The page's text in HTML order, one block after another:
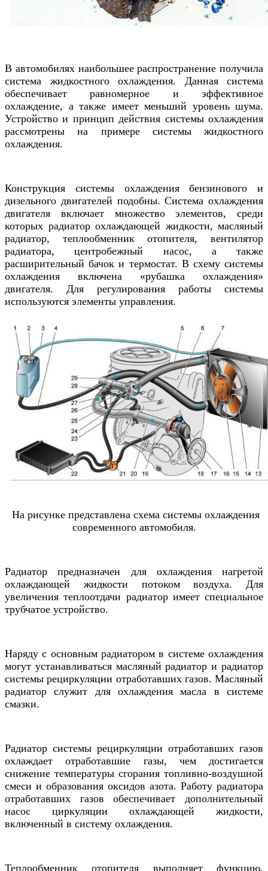
В автомобилях наибольшее распространение получила
система жидкостного охлаждения. Данная система
обеспечивает равномерное и эффективное
охлаждение, а также имеет меньший уровень шума.
Устройство и принцип действия системы охлаждения
рассмотрены на примере системы жидкостного
охлаждения.
Конструкция системы охлаждения бензинового и
дизельного двигателей подобны. Система охлаждения
двигателя включает множество элементов, среди
которых радиатор охлаждающей жидкости, масляный
радиатор, теплообменник отопителя, вентилятор
радиатора, центробежный насос, а также
расширительный бачок и термостат. В схему системы
охлаждения включена «рубашка охлаждения»
двигателя. Для регулирования работы системы
используются элементы управления.
На рисунке представлена схема системы охлаждения
современного автомобиля.
Радиатор предназначен для охлаждения нагретой
охлаждающей жидкости потоком воздуха. Для
увеличения теплоотдачи радиатор имеет специальное
трубчатое устройство.
Наряду с основным радиатором в системе охлаждения
могут устанавливаться масляный радиатор и радиатор
системы рециркуляции отработавших газов. Масляный
радиатор служит для охлаждения масла в системе
смазки.
Радиатор системы рециркуляции отработавших газов
охлаждает отработавшие газы, чем достигается
снижение температуры сгорания топливно-воздушной
смеси и образования оксидов азота. Работу радиатора
отработавших газов обеспечивает дополнительный
насос циркуляции охлаждающей жидкости,
включенный в систему охлаждения.
Теплообменник отопителя выполняет функцию,